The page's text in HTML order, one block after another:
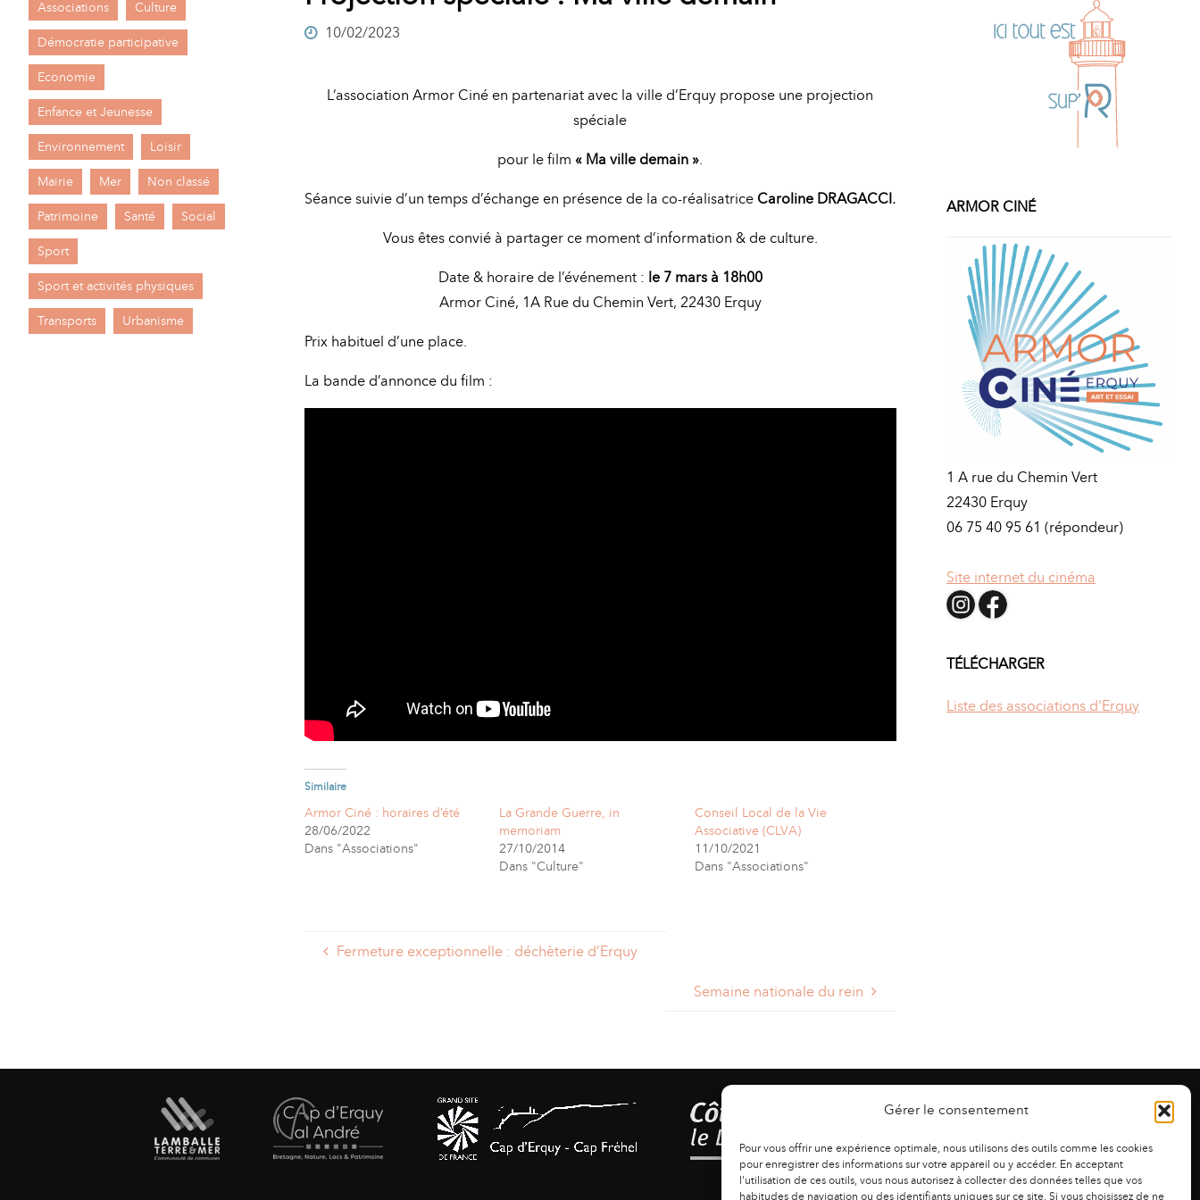
Gérer le consentement
Pour vous offrir une expérience optimale, nous utilisons des outils comme les cookies
pour enregistrer des informations sur votre appareil ou y accéder. En acceptant
l'utilisation de ces outils, vous nous autorisez à collecter des données telles que vos
habitudes de navigation ou des identifiants uniques sur ce site. Si vous choisissez de ne
10/02/2023
L’association Armor Ciné en partenariat avec la ville d’Erquy propose une projection
spéciale
pour le film « Ma ville demain »
Séance suivie d’un temps d’échange en présence de la co-réalisatrice Caroline DRAGACCI.
Vous êtes convié à partager ce moment d’information & de culture.
Date & horaire de l’événement : le 7 mars à 18h00
Armor Ciné, 1A Rue du Chemin Vert, 22430 Erquy
Prix habituel d’une place.
La bande d’annonce du film :
Similaire
Armor Ciné : horaires d’été
28/06/2022
Dans "Associations"
La Grande Guerre, in
memoriam
27/10/2014
Dans "Culture"
Conseil Local de la Vie
Associative (CLVA)
11/10/2021
Dans "Associations"
Fermeture exceptionnelle : déchèterie d’Erquy
Semaine nationale du rein
Associations Culture
Démocratie participative
Economie
Enfance et Jeunesse
Environnement Loisir
Mairie Mer Non classé
Patrimoine Santé Social
Sport
Sport et activités physiques
Transports Urbanisme
ARMOR CINÉ
1 A rue du Chemin Vert
22430 Erquy
06 75 40 95 61 (répondeur)
Site internet du cinéma
TÉLÉCHARGER
Liste des associations d'Erquy